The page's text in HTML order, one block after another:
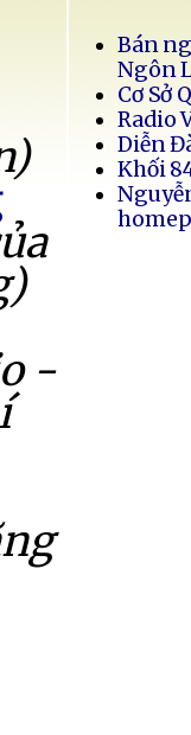
-
Bán
Ngôn
Cơ Sở
Radio
Diễn
Khối